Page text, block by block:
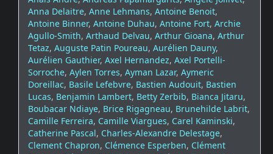
Anna Delaitre, Anne Lehmans, Antoine Benoit,
Antoine Binner, Antoine Duhau, Antoine Fort, Archie
Agullo-Smith, Arthaud Delvau, Arthur Gioana, Arthur
Tetaz, Auguste Patin Poureau, Aurélien Dauny,
Aurélien Gauthier, Axel Hernandez, Axel Portelli-
Sorroche, Aylen Torres, Ayman Lazar, Aymeric
Doreillac, Basile Lefebvre, Bastien Audouit, Bastien
Lucas, Benjamin Lambert, Betty Zerbib, Bianca Jitaru,
Boubacar Ndiaye, Brice Rigagneau, Brunehilde Labrit,
Camille Ferreira, Camille Viargues, Carel Kaminski,
Catherine Pascal, Charles-Alexandre Delestage,
Clement Chapron, Clémence Esperben, Clément